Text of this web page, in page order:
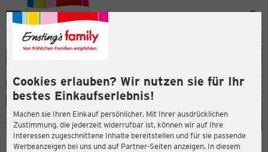
Cookies erlauben? Wir nutzen sie für Ihr
bestes Einkaufserlebnis!
Machen sie Ihren Einkauf persönlicher. Mit Ihrer ausdrücklichen
Zustimmung, die jederzeit widerrufbar ist, können wir auf Ihre
Interessen zugeschnittene Inhalte bereitstellen und für sie passende
Werbeanzeigen bei uns und auf Partner-Seiten anzeigen. In diesem
Menü